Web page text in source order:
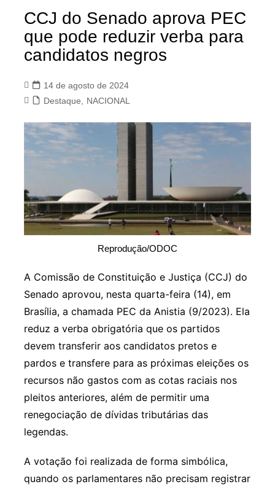
CCJ do Senado aprova PEC
que pode reduzir verba para
candidatos negros
14 de agosto de 2024
Destaque
NACIONAL
Reprodução/ODOC
A Comissão de Constituição e Justiça (CCJ) do
Senado aprovou, nesta quarta-feira (14), em
Brasília, a chamada PEC da Anistia (9/2023). Ela
reduz a verba obrigatória que os partidos
devem transferir aos candidatos pretos e
pardos e transfere para as próximas eleições os
recursos não gastos com as cotas raciais nos
pleitos anteriores, além de permitir uma
renegociação de dívidas tributárias das
legendas.
A votação foi realizada de forma simbólica,
quando os parlamentares não precisam registrar